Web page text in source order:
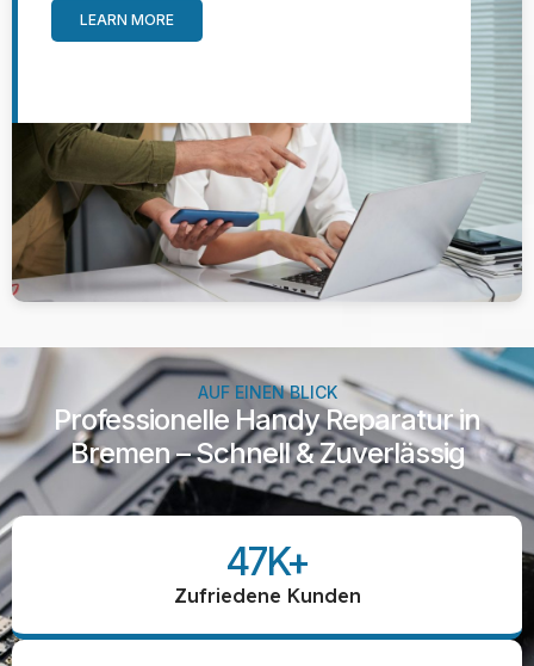
LEARN MORE
AUF EINEN BLICK
Professionelle Handy Reparatur in
Bremen – Schnell & Zuverlässig
Zufriedene Kunden
47K+